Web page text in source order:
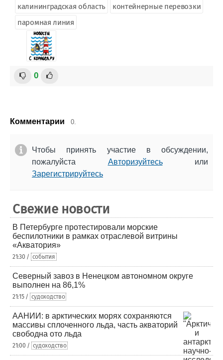
калининградская область
контейнерные перевозки
паромная линия
0
Комментарии 0.
Чтобы принять участие в обсуждении,
пожалуйста Авторизуйтесьили
Зарегистрируйтесь
Свежие новости
В Петербурге протестировали морские
беспилотники в рамках отраслевой витрины
«Акватория»
21:30 / события
Северный завоз в Ненецком автономном округе
выполнен на 86,1%
21:15 / судоходство
ААНИИ: в арктических морях сохраняются
массивы сплоченного льда, часть акваторий
свободна ото льда
21:00 / судоходство